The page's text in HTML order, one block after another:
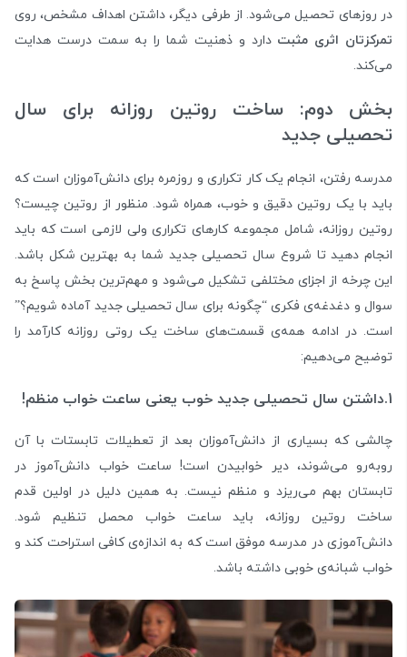
در روزهای تحصیل می‌شود. از طرفی دیگر، داشتن اهداف مشخص، روی
تمرکزتان اثری مثبت دارد و ذهنیت شما را به سمت درست هدایت
می‌کند.
بخش دوم: ساخت روتین روزانه برای سال
تحصیلی جدید
مدرسه رفتن، انجام یک کار تکراری و روزمره برای دانش‌آموزان است که
باید با یک روتین دقیق و خوب، همراه شود. منظور از روتین چیست؟
روتین روزانه، شامل مجموعه کارهای تکراری ولی لازمی است که باید
انجام دهید تا شروع سال تحصیلی جدید شما به بهترین شکل باشد.
این چرخه از اجزای مختلفی تشکیل می‌شود و مهم‌ترین بخش پاسخ به
سوال و دغدغه‌ی فکری “چگونه برای سال تحصیلی جدید آماده شویم؟”
است. در ادامه همه‌ی قسمت‌های ساخت یک روتی روزانه کارآمد را
توضیح می‌دهیم:
1.داشتن سال تحصیلی جدید خوب یعنی ساعت خواب منظم!
چالشی که بسیاری از دانش‌آموزان بعد از تعطیلات تابستات با آن
روبه‌رو می‌شوند، دیر خوابیدن است! ساعت خواب دانش‌آموز در
تابستان بهم می‌ریزد و منظم نیست. به همین دلیل در اولین قدم
ساخت روتین روزانه، باید ساعت خواب محصل تنظیم شود.
دانش‌آموزی در مدرسه موفق است که به اندازه‌ی کافی استراحت کند و
خواب شبانه‌ی خوبی داشته باشد.